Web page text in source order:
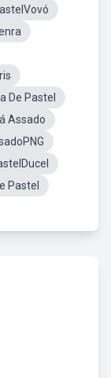
De Pastel
Assado
Pastel